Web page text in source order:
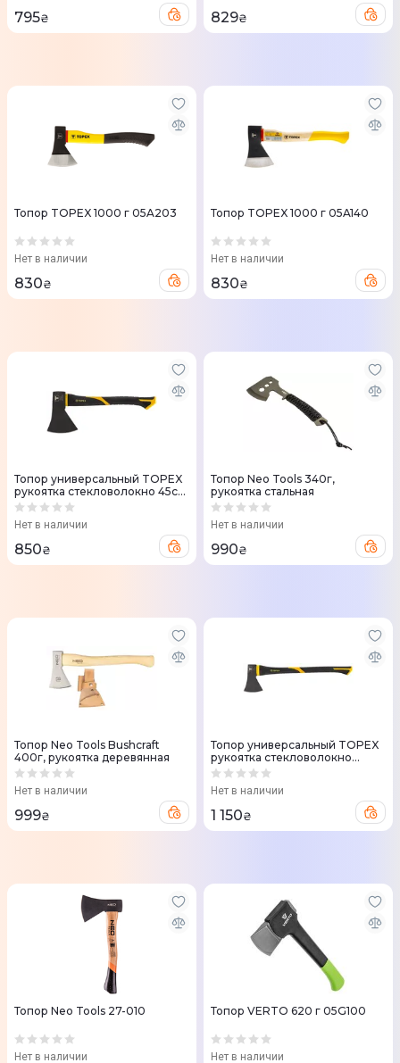
795₴ 829₴
Топор TOPEX 1000 г 05A203
Нет в наличии
830₴
Топор TOPEX 1000 г 05A140
Нет в наличии
830₴
Топор универсальный TOPEX
рукоятка стекловолокно 45см
1000г
Нет в наличии
850₴
Топор Neo Tools 340г,
рукоятка стальная
Нет в наличии
990₴
Топор Neo Tools Bushcraft
400г, рукоятка деревянная
Нет в наличии
999₴
Топор универсальный TOPEX
рукоятка стекловолокно
69.5см 1250 г
Нет в наличии
1 150₴
Топор Neo Tools 27-010
Нет в наличии
Топор VERTO 620 г 05G100
Нет в наличии